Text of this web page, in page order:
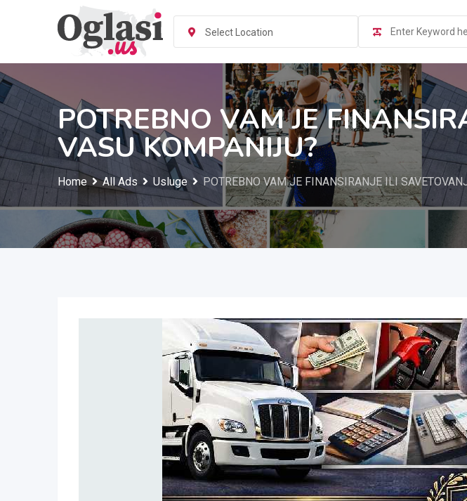
Select Location
POTREBNO VAM JE
VASU KOMPANIJU?
Home All Ads Usluge POTREBNO VAM JE FINANSIRANJE ILI